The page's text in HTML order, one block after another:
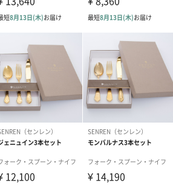
り、生み出された温かみのあるゴールド
長い間美しく輝きのままお使いいただけ
用
の外装です。ブランドロゴ入りのリボ